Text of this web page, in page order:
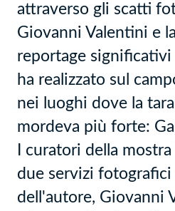
attraverso gli scatti
Giovanni Valentini e
reportage
ha realizzato sul
nei luoghi dove la
mordeva più forte:
I curatori della
due servizi fotografici
dell'autore, Giovanni